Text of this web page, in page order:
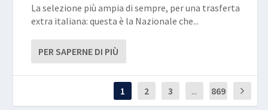
La selezione più ampia di sempre, per una trasferta
extra italiana: questa è la Nazionale che...
PER SAPERNE DI PIÙ
1 2 3 ... 869